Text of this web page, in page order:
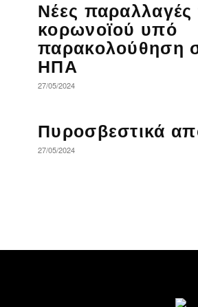
Νέες παραλλαγές
κορωνοϊού υπό
παρακολούθηση
ΗΠΑ
27/05/2024
Πυροσβεστικά
27/05/2024